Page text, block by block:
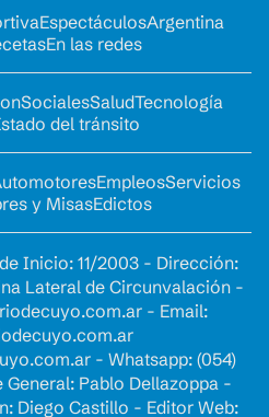
EspectáculosArgentina
En las redes
SocialesSaludTecnología
del tránsito
EmpleosServicios
y MisasEdictos
Inicio: 11/2003 - Dirección:
Lateral de Circunvalación -
- Email:
- Whatsapp: (054)
Pablo Dellazoppa -
Diego Castillo - Editor Web: